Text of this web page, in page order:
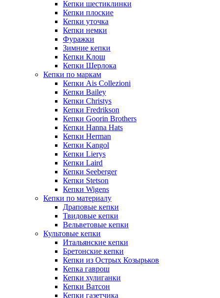
Кепки шестиклинки
Кепки плоские
Кепки уточка
Кепки немки
Фуражки
Зимние кепки
Кепки Клош
Кепки Шерлока
Кепки по маркам
Кепки Ais Collezioni
Кепки Bailey
Кепки Christys
Кепки Fredrikson
Кепки Goorin Brothers
Кепки Hanna Hats
Кепки Herman
Кепки Kangol
Кепки Lierys
Кепки Laird
Кепки Seeberger
Кепки Stetson
Кепки Wigens
Кепки по материалу
Драповые кепки
Твидовые кепки
Вельветовые кепки
Культовые кепки
Итальянские кепки
Бретонские кепки
Кепки из Острых Козырьков
Кепка гаврош
Кепки хулиганки
Кепки Ватсон
Кепки газетчика